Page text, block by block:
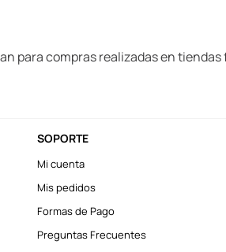
para compras realizadas en tiendas
SOPORTE
Mi cuenta
Mis pedidos
Formas de Pago
Preguntas Frecuentes